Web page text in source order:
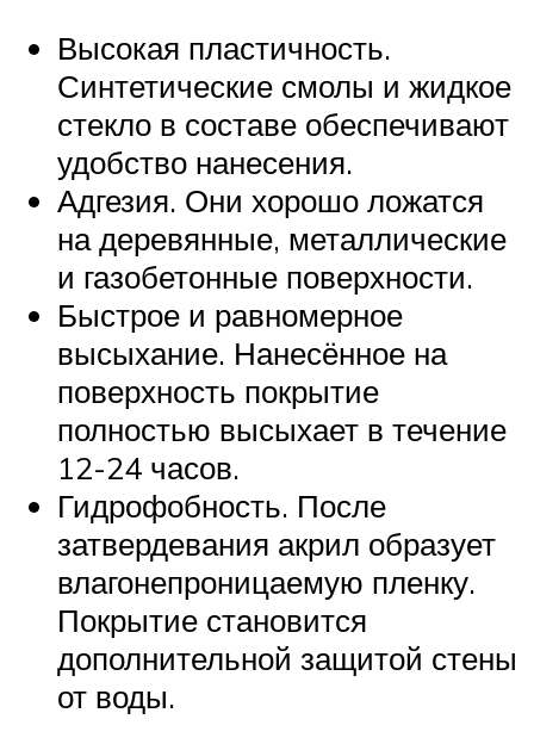
Высокая пластичность.
Синтетические смолы и жидкое
стекло в составе обеспечивают
удобство нанесения.
Адгезия. Они хорошо ложатся
на деревянные, металлические
и газобетонные поверхности.
Быстрое и равномерное
высыхание. Нанесённое на
поверхность покрытие
полностью высыхает в течение
12-24 часов.
Гидрофобность. После
затвердевания акрил образует
влагонепроницаемую пленку.
Покрытие становится
дополнительной защитой стены
от воды.